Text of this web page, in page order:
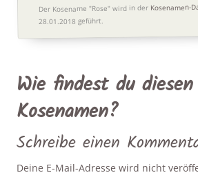
Der Kosename "Rose" wird in der Kosenamen-
28.01.2018 geführt.
Wie findest du diesen
Kosenamen?
Schreibe einen
Deine E-Mail-Adresse wird nicht